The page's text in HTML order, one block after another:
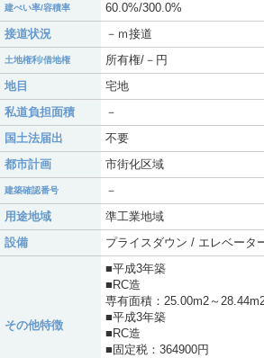
建ぺい率/容積率
60.0%/300.0%
接道状況
－ｍ接道
土地権利/借地権
所有権/－円
地目
宅地
私道負担面積
－
国土法届出
不要
都市計画
市街化区域
建築確認番号
－
用途地域
準工業地域
設備
プライスダウン / エレベータ
その他特徴
■平成3年築
■RC造
専有面積：25.00m2～
■平成3年築
■RC造
■固定税：364900円